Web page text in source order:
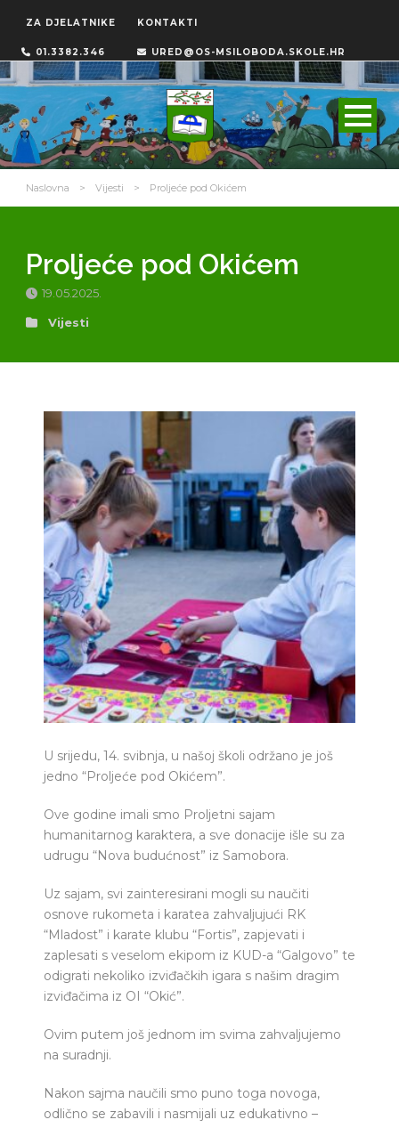
ZA DJELATNIKE KONTAKTI
01.3382.346 URED@OS-MSILOBODA.SKOLE.HR
Naslovna > Vijesti > Proljeće pod Okićem
Proljeće pod Okićem
19.05.2025.
Vijesti
U srijedu, 14. svibnja, u našoj školi održano je još
jedno “Proljeće pod Okićem”.
Ove godine imali smo Proljetni sajam
humanitarnog karaktera, a sve donacije išle su za
udrugu “Nova budućnost” iz Samobora.
Uz sajam, svi zainteresirani mogli su naučiti
osnove rukometa i karatea zahvaljujući RK
“Mladost” i karate klubu “Fortis”, zapjevati i
zaplesati s veselom ekipom iz KUD-a “Galgovo” te
odigrati nekoliko izviđačkih igara s našim dragim
izviđačima iz OI “Okić”.
Ovim putem još jednom im svima zahvaljujemo
na suradnji.
Nakon sajma naučili smo puno toga novoga,
odlično se zabavili i nasmijali uz edukativno –